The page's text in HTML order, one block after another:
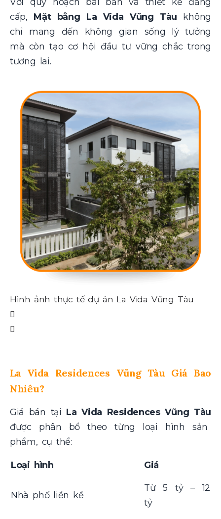
cấp, Mặt bằng La Vida Vũng Tàu không
chỉ mang đến không gian sống lý tưởng
mà còn tạo cơ hội đầu tư vững chắc trong
tương lai.
Hình ảnh thực tế dự án La Vida Vũng Tàu
La Vida Residences Vũng Tàu Giá Bao
Nhiêu?
Giá bán tại La Vida Residences Vũng Tàu
được phân bổ theo từng loại hình sản
phẩm, cụ thể:
Loại hình Giá
Nhà phố liền kề
Từ 5 tỷ – 12
tỷ